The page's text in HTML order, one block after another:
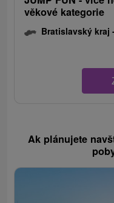
věkové kategorie
Bratislavský kraj -
Ak plánujete